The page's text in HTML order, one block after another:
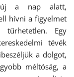
új a nap alatt,
hívni a figyelmet
Egy
tévék
a dolgot,
méltóság, a